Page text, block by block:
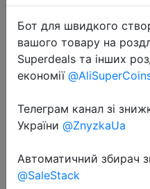
Перейти
Додаткова інформація
Слідкуйте за знижками
Бот для швидкого
вашого товару на
Superdeals та інших
економії
Телеграм канал зі
України @ZnyzkaUa
Автоматичний збирач
@SaleStack